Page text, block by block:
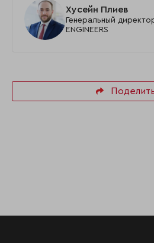
Хусейн Плиев
Генеральный
ENGINEERS